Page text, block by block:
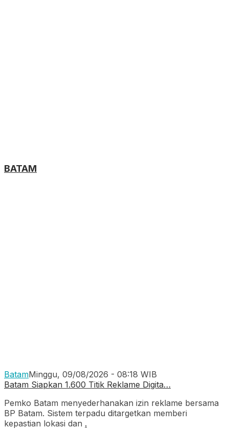
BATAM
BatamMinggu, 09/08/2026 - 08:18 WIB
Batam Siapkan 1.600 Titik Reklame Digita…
Pemko Batam menyederhanakan izin reklame bersama
BP Batam. Sistem terpadu ditargetkan memberi
kepastian lokasi dan .